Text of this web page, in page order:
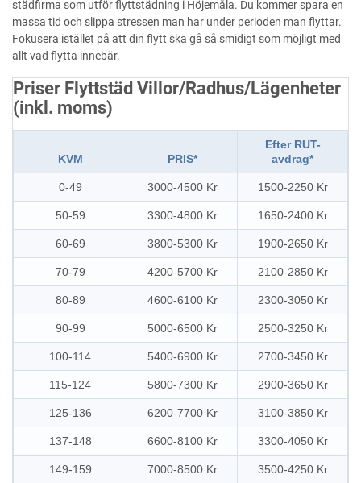
städfirma som utför flyttstädning i Höjemåla. Du kommer spara en
massa tid och slippa stressen man har under perioden man flyttar.
Fokusera istället på att din flytt ska gå så smidigt som möjligt med
allt vad flytta innebär.
Priser Flyttstäd Villor/Radhus/Lägenheter
(inkl. moms)
KVM PRIS*
Efter RUT-
avdrag*
0-49 3000-4500 Kr 1500-2250 Kr
50-59 3300-4800 Kr 1650-2400 Kr
60-69 3800-5300 Kr 1900-2650 Kr
70-79 4200-5700 Kr 2100-2850 Kr
80-89 4600-6100 Kr 2300-3050 Kr
90-99 5000-6500 Kr 2500-3250 Kr
100-114 5400-6900 Kr 2700-3450 Kr
115-124 5800-7300 Kr 2900-3650 Kr
125-136 6200-7700 Kr 3100-3850 Kr
137-148 6600-8100 Kr 3300-4050 Kr
149-159 7000-8500 Kr 3500-4250 Kr